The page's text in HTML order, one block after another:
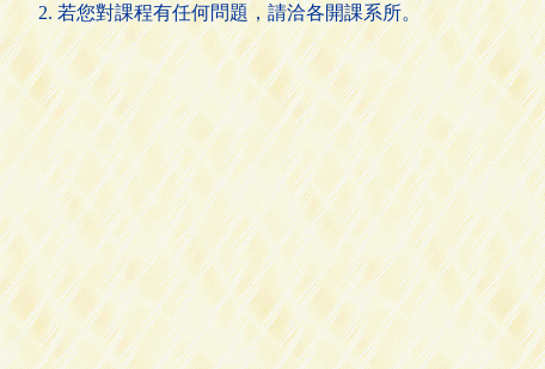
若您對課程有任何問題，請洽各開課系所。